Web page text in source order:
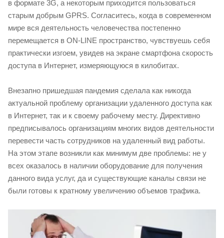
в формате 3G, а некоторым приходится пользоваться
старым добрым GPRS. Согласитесь, когда в современном
мире вся деятельность человечества постепенно
перемещается в ON-LINE пространство, чувствуешь себя
практически изгоем, увидев на экране смартфона скорость
доступа в Интернет, измеряющуюся в килобитах.
Внезапно пришедшая пандемия сделала как никогда
актуальной проблему организации удаленного доступа как
в Интернет, так и к своему рабочему месту. Директивно
предписывалось организациям многих видов деятельности
перевести часть сотрудников на удаленный вид работы.
На этом этапе возникли как минимум две проблемы: не у
всех оказалось в наличии оборудование для получения
данного вида услуг, да и существующие каналы связи не
были готовы к кратному увеличению объемов трафика.